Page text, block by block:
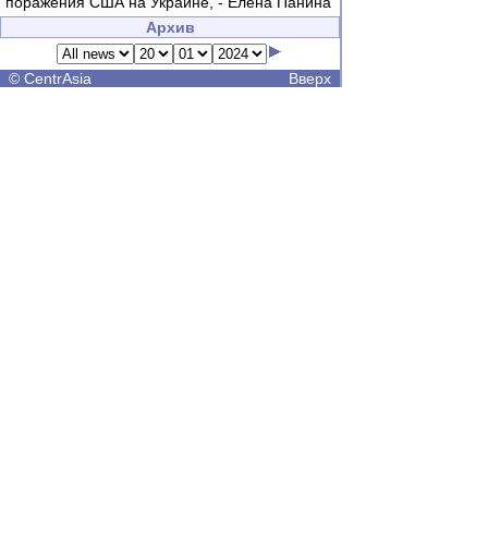
Архив
© CentrAsia Вверх